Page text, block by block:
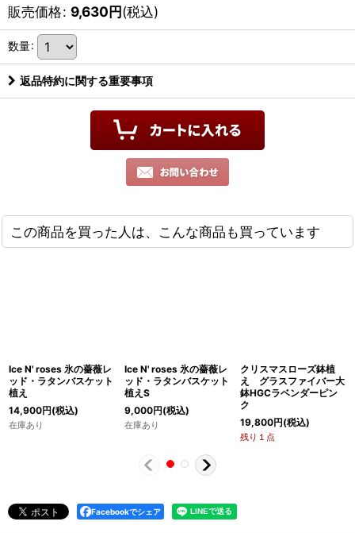
販売価格: 9,630円(税込)
数量:
返品特約に関する重要事項
この商品を買った人は、こんな商品も買っています
Ice N' roses 氷の薔薇レ
ッド・ラタンバスケット
植え
14,900円(税込)
在庫あり
Ice N' roses 氷の薔薇レ
ッド・ラタンバスケット
植えS
9,000円(税込)
在庫あり
クリスマスローズ鉢植
え グラスファイバー大
鉢HGCラベンダーピン
ク
19,800円(税込)
残り１点
Facebookでシェア